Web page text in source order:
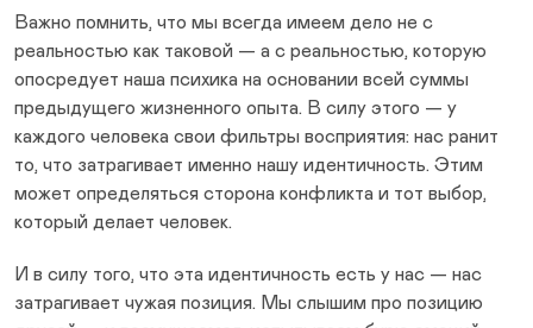
Важно помнить, что мы всегда имеем дело не с
реальностью как таковой — а с реальностью, которую
опосредует наша психика на основании всей суммы
предыдущего жизненного опыта. В силу этого — у
каждого человека свои фильтры восприятия: нас ранит
то, что затрагивает именно нашу идентичность. Этим
может определяться сторона конфликта и тот выбор,
который делает человек.
И в силу того, что эта идентичность есть у нас — нас
затрагивает чужая позиция. Мы слышим про позицию